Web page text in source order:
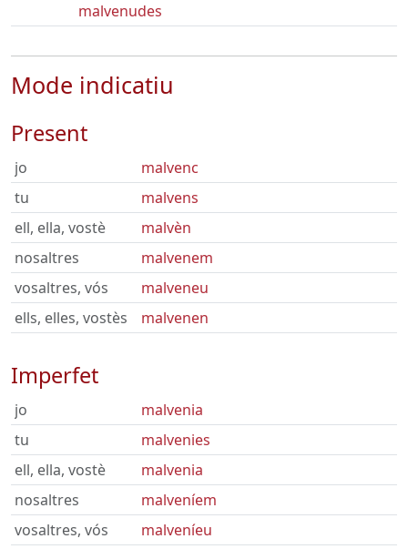
malvenudes
Mode indicatiu
Present
jo
malvenc
tu
malvens
ell, ella, vostè
malvèn
nosaltres
malvenem
vosaltres, vós
malveneu
ells, elles, vostès
malvenen
Imperfet
jo
malvenia
tu
malvenies
ell, ella, vostè
malvenia
nosaltres
malveníem
vosaltres, vós
malveníeu